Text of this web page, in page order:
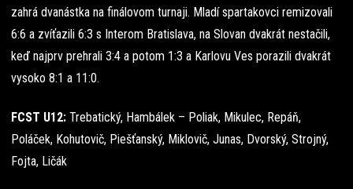
zahrá dvanástka na finálovom turnaji. Mladí spartakovci remizovali
6:6 a zvíťazili 6:3 s Interom Bratislava, na Slovan dvakrát nestačili,
keď najprv prehrali 3:4 a potom 1:3 a Karlovu Ves porazili dvakrát
vysoko 8:1 a 11:0.
FCST U12: Trebatický, Hambálek – Poliak, Mikulec, Repáň,
Poláček, Kohutovič, Piešťanský, Miklovič, Junas, Dvorský, Strojný,
Fojta, Ličák